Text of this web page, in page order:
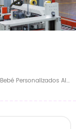
Pañales Para Bebé Personalizados Al Por Mayor, De Alta Absorción, Secado Rápido Y Cómodos, Tallas Completas Para Su Marca.